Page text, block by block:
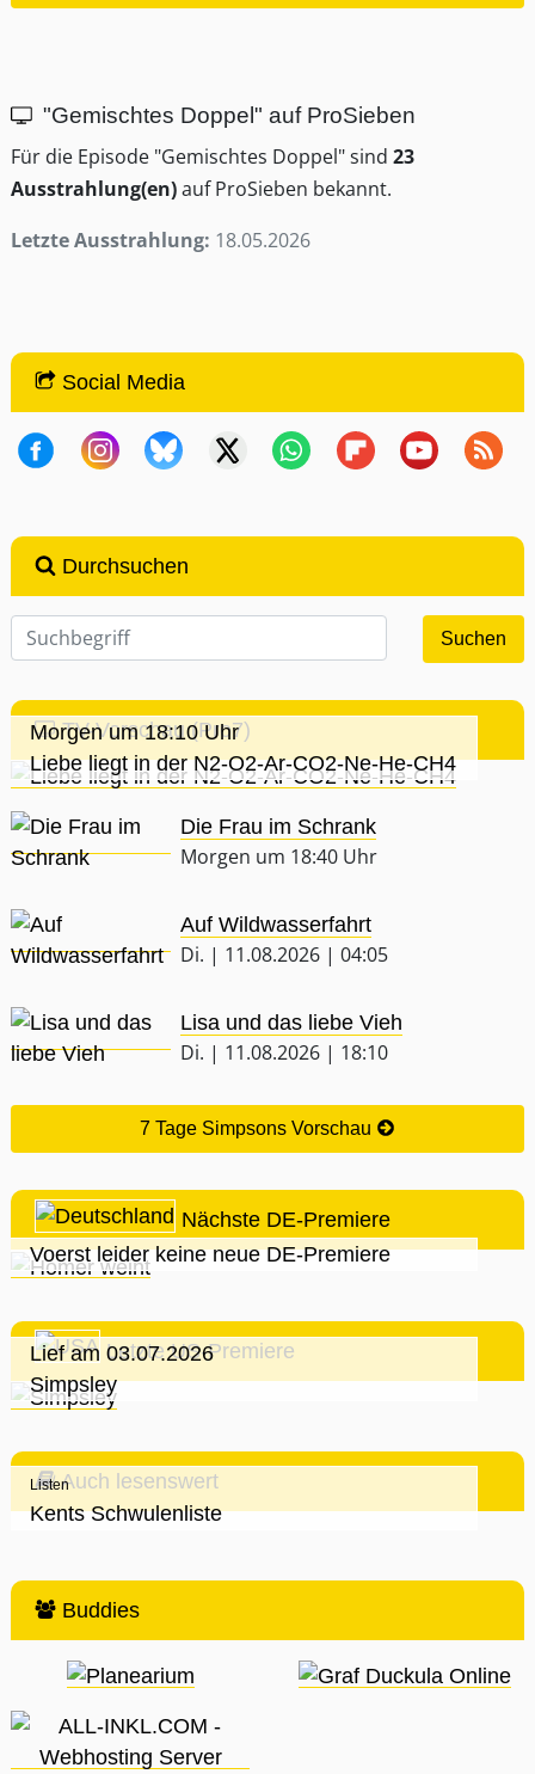
"Gemischtes Doppel" auf ProSieben
Für die Episode "Gemischtes Doppel" sind 23
Ausstrahlung(en)auf ProSieben bekannt.
Letzte Ausstrahlung: 18.05.2026
Social Media
Durchsuchen
TV-Vorschau (Pro7)
Morgen um 18:10 Uhr
Liebe liegt in der N2-O2-Ar-CO2-Ne-He-CH4
Die Frau im Schrank
Morgen um 18:40 Uhr
Auf Wildwasserfahrt
Di. | 11.08.2026 | 04:05
Lisa und das liebe Vieh
Di. | 11.08.2026 | 18:10
7 Tage Simpsons Vorschau
Nächste DE-Premiere
Voerst leider keine neue DE-Premiere
Letzte US-Premiere
Lief am 03.07.2026
Simpsley
Auch lesenswert
Listen
Kents Schwulenliste
Buddies